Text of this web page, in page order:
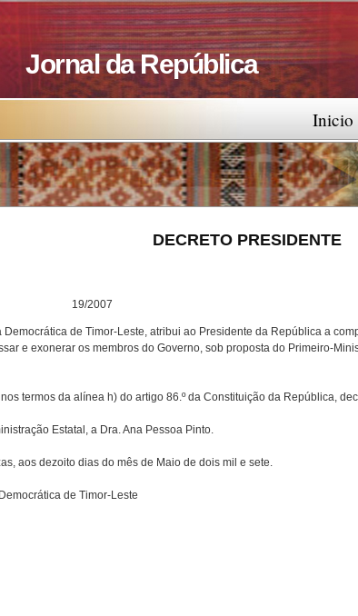
Jornal da República
Inicio
PRESIDENTE
de Timor-Leste, atribui ao Presidente da República a
e exonerar os membros do Governo, sob proposta do Primeiro-
termos da alínea h) do artigo 86.º da Constituição da República,
Estatal, a Dra. Ana Pessoa Pinto.
aos dezoito dias do mês de Maio de dois mil e sete.
de Timor-Leste